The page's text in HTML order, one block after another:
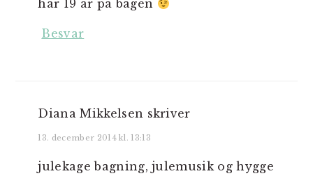
har 19 år på bagen
Besvar
Diana Mikkelsen skriver
13. december 2014 kl. 13:13
julekage bagning, julemusik og hygge